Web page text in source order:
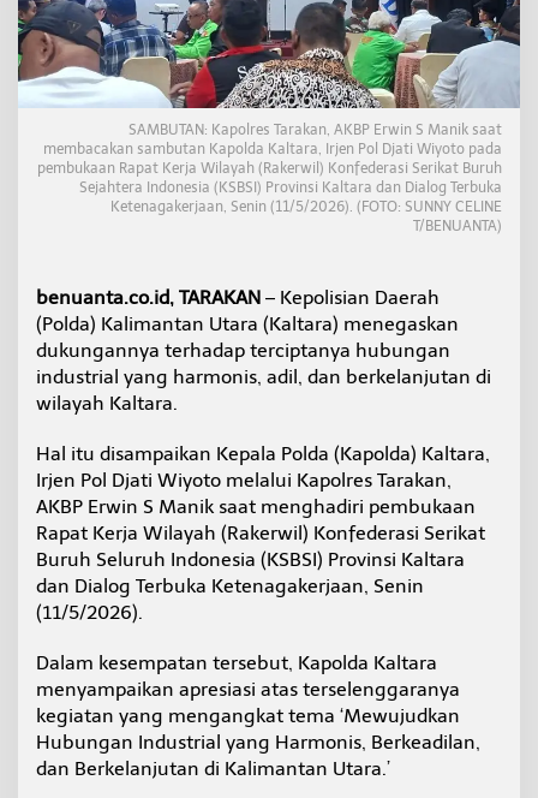
B
u
r
h
d
a
n
g
s
a
h
g
a
H
u
u
n
n
n
d
u
s
SAMBUTAN: Kapolres Tarakan, AKBP Erwin S Manik saat
membacakan sambutan Kapolda Kaltara, Irjen Pol Djati Wiyoto pada
pembukaan Rapat Kerja Wilayah (Rakerwil) Konfederasi Serikat Buruh
Sejahtera Indonesia (KSBSI) Provinsi Kaltara dan Dialog Terbuka
Ketenagakerjaan, Senin (11/5/2026). (FOTO: SUNNY CELINE
T/BENUANTA)
benuanta.co.id, TARAKAN – Kepolisian Daerah
(Polda) Kalimantan Utara (Kaltara) menegaskan
dukungannya terhadap terciptanya hubungan
industrial yang harmonis, adil, dan berkelanjutan di
wilayah Kaltara.
Hal itu disampaikan Kepala Polda (Kapolda) Kaltara,
Irjen Pol Djati Wiyoto melalui Kapolres Tarakan,
AKBP Erwin S Manik saat menghadiri pembukaan
Rapat Kerja Wilayah (Rakerwil) Konfederasi Serikat
Buruh Seluruh Indonesia (KSBSI) Provinsi Kaltara
dan Dialog Terbuka Ketenagakerjaan, Senin
(11/5/2026).
Dalam kesempatan tersebut, Kapolda Kaltara
menyampaikan apresiasi atas terselenggaranya
kegiatan yang mengangkat tema ‘Mewujudkan
Hubungan Industrial yang Harmonis, Berkeadilan,
dan Berkelanjutan di Kalimantan Utara.’